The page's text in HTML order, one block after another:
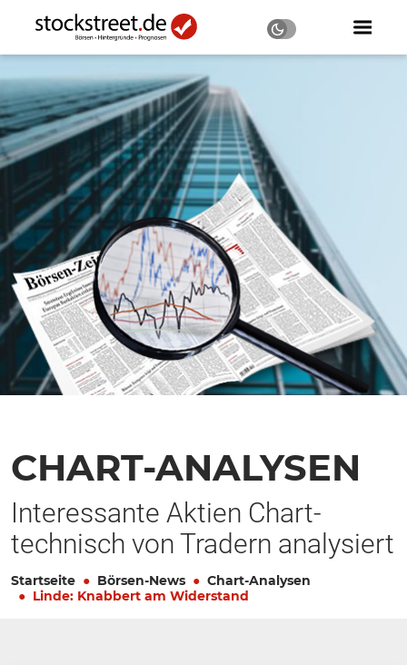
CHART-ANALYSEN
Interessante Aktien Chart-
technisch von Tradern analysiert
Startseite Börsen-News
Chart-Analysen
Linde: Knabbert am Widerstand